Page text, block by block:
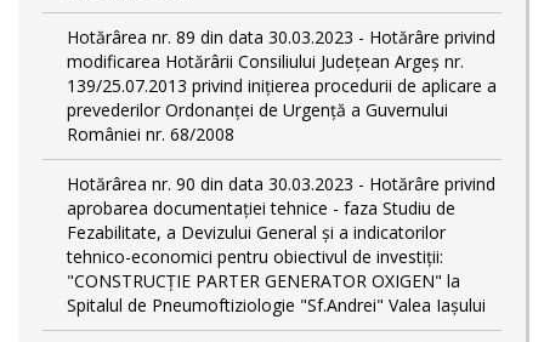
Hotărârea nr. 89 din data 30.03.2023 - Hotărâre privind
modificarea Hotărârii Consiliului Județean Argeș nr.
139/25.07.2013 privind inițierea procedurii de aplicare a
prevederilor Ordonanței de Urgență a Guvernului
României nr. 68/2008
Hotărârea nr. 90 din data 30.03.2023 - Hotărâre privind
aprobarea documentației tehnice - faza Studiu de
Fezabilitate, a Devizului General și a indicatorilor
tehnico-economici pentru obiectivul de investiții:
"CONSTRUCȚIE PARTER GENERATOR OXIGEN" la
Spitalul de Pneumoftiziologie "Sf.Andrei" Valea Iașului